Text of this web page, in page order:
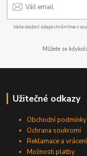
Vaše osobní údaje chráníme v
Můžete se
Užitečné odkazy
Obchodní podmínky
Ochrana soukromí
Reklamace a vrácení
Možnosti platby